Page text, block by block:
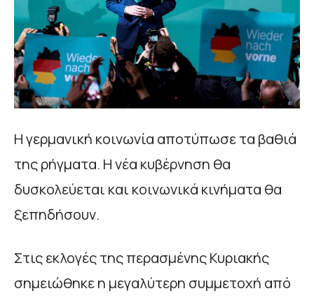
Η γερμανική κοινωνία αποτύπωσε τα βαθιά
της ρήγματα. Η νέα κυβέρνηση θα
δυσκολεύεται και κοινωνικά κινήματα θα
ξεπηδήσουν.
Στις εκλογές της περασμένης Κυριακής
σημειώθηκε η μεγαλύτερη συμμετοχή από